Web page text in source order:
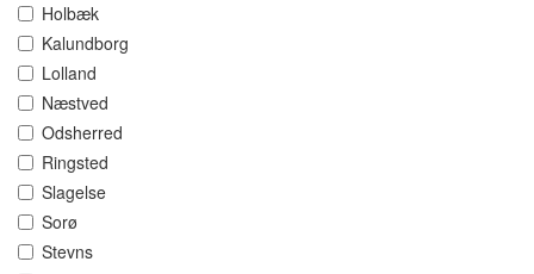
Holbæk
Kalundborg
Lolland
Næstved
Odsherred
Ringsted
Slagelse
Sorø
Stevns